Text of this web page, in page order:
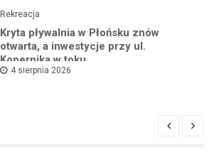
Rekreacja
Kryta pływalnia w Płońsku znów
otwarta, a inwestycje przy ul.
Kopernika w toku
4 sierpnia 2026